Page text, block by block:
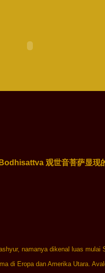
观世音菩萨显现
namanya dikenal luas
di Eropa dan Amerika Utara.